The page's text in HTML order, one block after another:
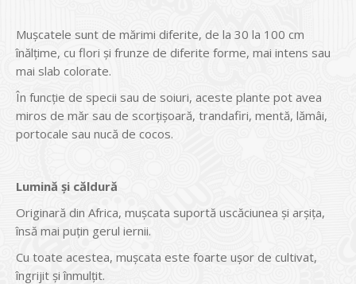
Mușcatele sunt de mărimi diferite, de la 30 la 100 cm
înălțime, cu flori și frunze de diferite forme, mai intens sau
mai slab colorate.
În funcție de specii sau de soiuri, aceste plante pot avea
miros de măr sau de scorțișoară, trandafiri, mentă, lămâi,
portocale sau nucă de cocos.
Lumină și căldură
Originară din Africa, mușcata suportă uscăciunea și arșița,
însă mai puțin gerul iernii.
Cu toate acestea, mușcata este foarte ușor de cultivat,
îngrijit și înmulțit.